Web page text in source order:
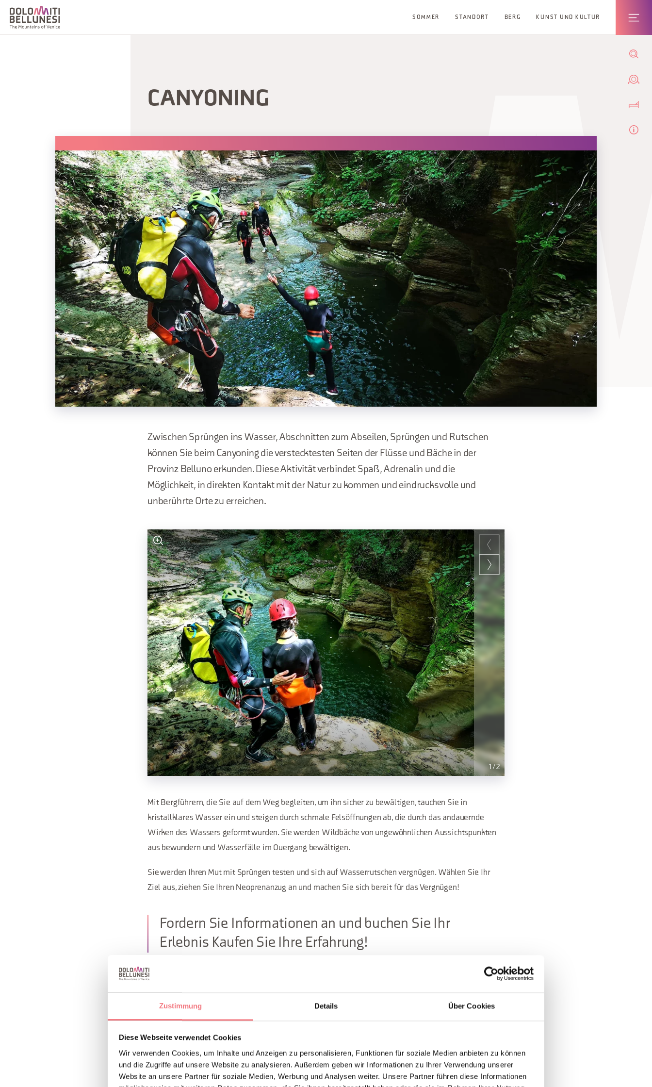
Zustimmung Details Über Cookies
Diese Webseite verwendet Cookies
Wir verwenden Cookies, um Inhalte und Anzeigen zu personalisieren, Funktionen für soziale Medien anbieten zu können
und die Zugriffe auf unsere Website zu analysieren. Außerdem geben wir Informationen zu Ihrer Verwendung unserer
Website an unsere Partner für soziale Medien, Werbung und Analysen weiter. Unsere Partner führen diese Informationen
SOMMER STANDORT BERG KUNST UND KULTUR
CANYONING
Zwischen Sprüngen ins Wasser, Abschnitten zum Abseilen, Sprüngen und Rutschen
können Sie beim Canyoning die verstecktesten Seiten der Flüsse und Bäche in der
Provinz Belluno erkunden. Diese Aktivität verbindet Spaß, Adrenalin und die
Möglichkeit, in direkten Kontakt mit der Natur zu kommen und eindrucksvolle und
unberührte Orte zu erreichen.
1 /2
Mit Bergführern, die Sie auf dem Weg begleiten, um ihn sicher zu bewältigen, tauchen Sie in
kristallklares Wasser ein und steigen durch schmale Felsöffnungen ab, die durch das andauernde
Wirken des Wassers geformt wurden. Sie werden Wildbäche von ungewöhnlichen Aussichtspunkten
aus bewundern und Wasserfälle im Quergang bewältigen.
Sie werden Ihren Mut mit Sprüngen testen und sich auf Wasserrutschen vergnügen. Wählen Sie Ihr
Ziel aus, ziehen Sie Ihren Neoprenanzug an und machen Sie sich bereit für das Vergnügen!
Fordern Sie Informationen an und buchen Sie Ihr
Erlebnis Kaufen Sie Ihre Erfahrung!
Dolomiti Guides ist eine Gruppe von Bergführern, die in und außerhalb der Dolomiten
Canyoning Borgo Valbelluna & Rafting Dolomiti